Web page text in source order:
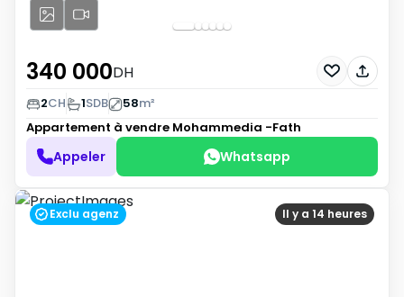
340 000DH
2CH 1SDB 58m²
Appartement à vendre Mohammedia -Fath
Appeler Whatsapp
Il y a 14 heures
Exclu agenz